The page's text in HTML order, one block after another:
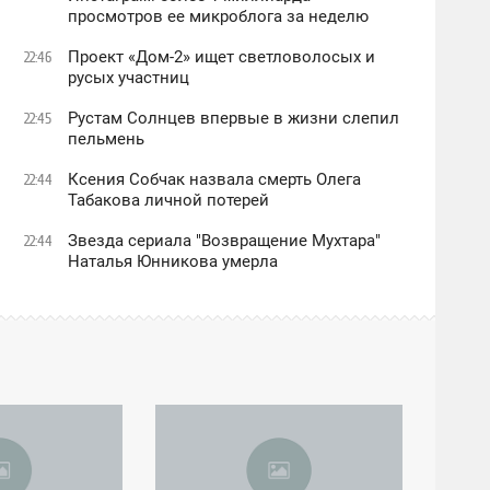
просмотров ее микроблога за неделю
22:46
Проект «Дом-2» ищет светловолосых и
русых участниц
22:45
Рустам Солнцев впервые в жизни слепил
пельмень
22:44
Ксения Собчак назвала смерть Олега
Табакова личной потерей
22:44
Звезда сериала "Возвращение Мухтара"
Наталья Юнникова умерла